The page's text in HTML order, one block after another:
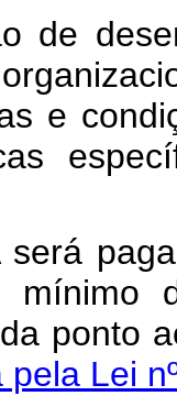
de
e
será
ponto
Lei